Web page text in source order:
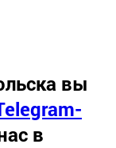
вы
в